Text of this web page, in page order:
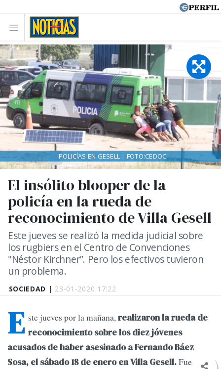
SOCIEDAD | 23-01-2020 17:22
El insólito blooper de la
policía en la rueda de
reconocimiento de Villa Gesell
Este jueves se realizó la medida judicial sobre
los rugbiers en el Centro de Convenciones
"Néstor Kirchner”. Pero los efectivos tuvieron
un problema.
POLICÍAS EN GESELL | FOTO:CEDOC
E ste jueves por la mañana,realizaron la rueda de
reconocimiento sobre los diez jóvenes
acusados de haber asesinado a Fernando Báez
Sosa, el sábado 18 de enero en Villa Gesell.Fue en el